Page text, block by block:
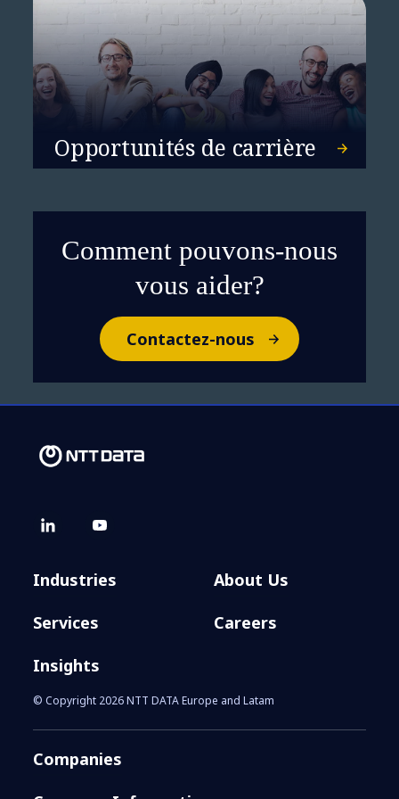
Newsroom
Opportunités de carrière
Comment pouvons-nous
vous aider?
Contactez-nous
Industries
Services
Insights
About Us
Careers
© Copyright 2026 NTT DATA Europe and Latam
Companies